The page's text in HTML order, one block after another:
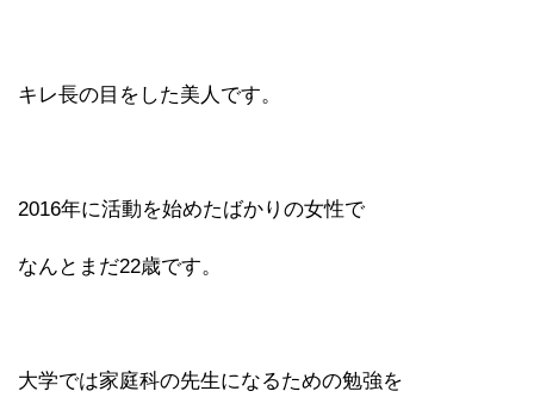
キレ長の目をした美人です。
2016年に活動を始めたばかりの女性で
なんとまだ22歳です。
大学では家庭科の先生になるための勉強を